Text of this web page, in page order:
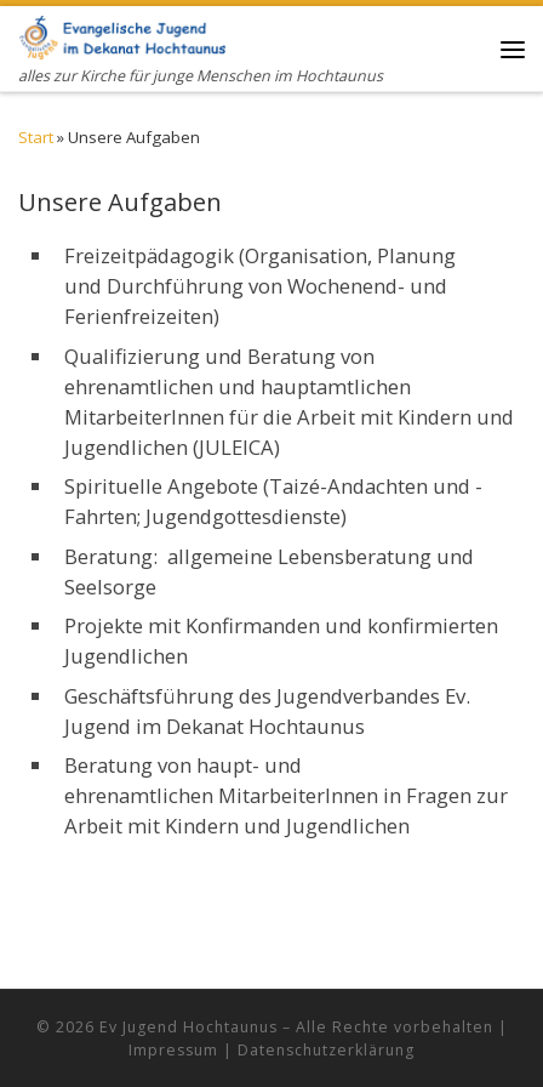
Zum Inhalt springen
alles zur Kirche für junge Menschen im Hochtaunus
Start»Unsere Aufgaben
Unsere Aufgaben
Freizeitpädagogik (Organisation, Planung
und Durchführung von Wochenend- und
Ferienfreizeiten)
Qualifizierung und Beratung von
ehrenamtlichen und hauptamtlichen
MitarbeiterInnen für die Arbeit mit Kindern und
Jugendlichen (JULEICA)
Spirituelle Angebote (Taizé-Andachten und -
Fahrten; Jugendgottesdienste)
Beratung: allgemeine Lebensberatung und
Seelsorge
Projekte mit Konfirmanden und konfirmierten
Jugendlichen
Geschäftsführung des Jugendverbandes Ev.
Jugend im Dekanat Hochtaunus
Beratung von haupt- und
ehrenamtlichen MitarbeiterInnen in Fragen zur
Arbeit mit Kindern und Jugendlichen
© 2026 Ev Jugend Hochtaunus – Alle Rechte vorbehalten |
Impressum | Datenschutzerklärung